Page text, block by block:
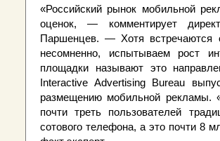
«Российский рынок мобильной
оценок, — комментирует
Паршенцев. — Хотя
несомненно, испытываем рост
площадки называют это
Interactive Advertising Bureau
размещению мобильной рекламы.
почти треть пользователей
сотового телефона, а это почти 8